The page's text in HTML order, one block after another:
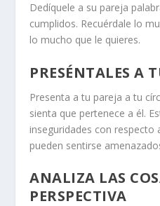
Dedíquele a su pareja
cumplidos. Recuérdale lo
lo mucho que le quieres.
PRESÉNTALES A
Presenta a tu pareja a tu
sienta que pertenece a él.
inseguridades con respecto
pueden sentirse
ANALIZA LAS
PERSPECTIVA